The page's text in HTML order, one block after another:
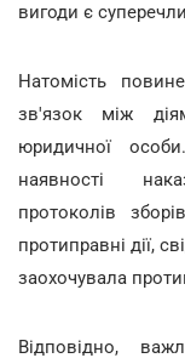
вигоди є
Натомість
зв'язок між
юридичної
наявності
протоколів
протиправні дії,
заохочувала
Відповідно,